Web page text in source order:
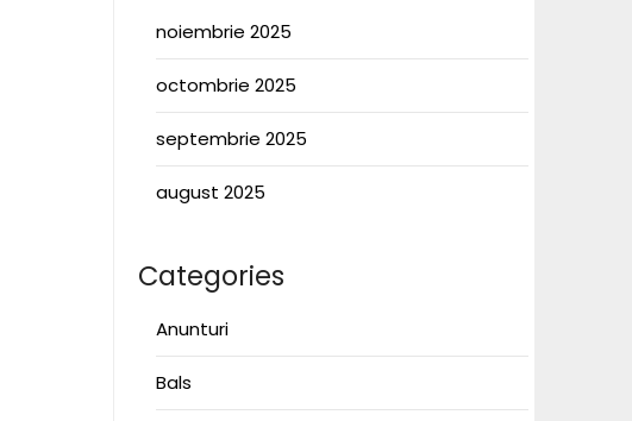
noiembrie 2025
octombrie 2025
septembrie 2025
august 2025
Categories
Anunturi
Bals